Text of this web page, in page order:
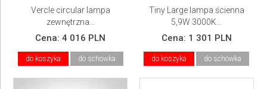
Vercle circular lampa
zewnętrzna...
Cena:4 016 PLN
do koszyka do schowka
Tiny Large lampa ścienna
5,9W 3000K...
Cena: 1 301 PLN
do koszyka do schowka